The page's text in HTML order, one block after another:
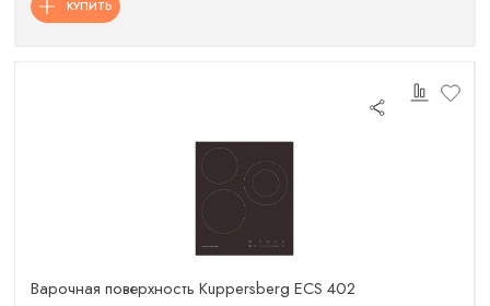
КУПИТЬ
Варочная поверхность Kuppersberg ECS 402